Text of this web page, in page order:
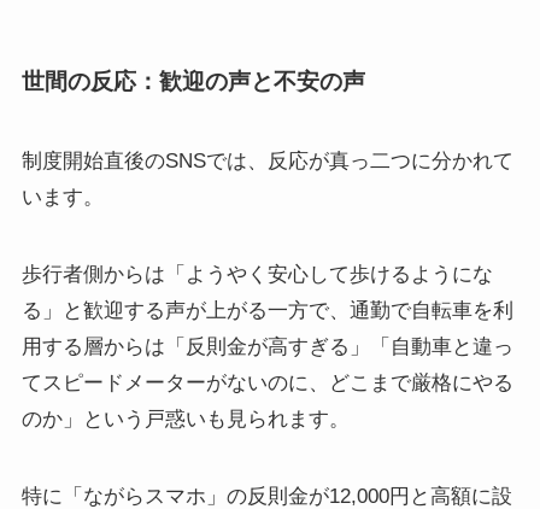
世間の反応：歓迎の声と不安の声
制度開始直後のSNSでは、反応が真っ二つに分かれて
います。
歩行者側からは「ようやく安心して歩けるようにな
る」と歓迎する声が上がる一方で、通勤で自転車を利
用する層からは「反則金が高すぎる」「自動車と違っ
てスピードメーターがないのに、どこまで厳格にやる
のか」という戸惑いも見られます。
特に「ながらスマホ」の反則金が12,000円と高額に設